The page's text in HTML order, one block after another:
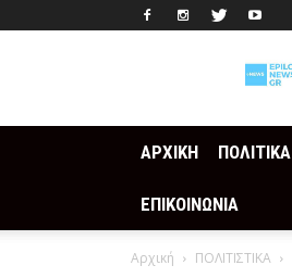
ΑΡΧΙΚΗ ΠΟΛΙΤΙΚΑ
ΕΠΙΚΟΙΝΩΝΙΑ
Αρχική ΠΟΛΙΤΙΣΤΙΚΑ